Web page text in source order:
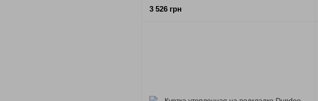
3 526 грн